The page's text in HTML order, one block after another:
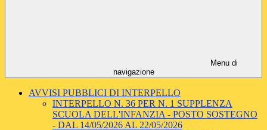
Menu di
navigazione
AVVISI PUBBLICI DI INTERPELLO
INTERPELLO N. 36 PER N. 1 SUPPLENZA
SCUOLA DELL'INFANZIA - POSTO SOSTEGNO
- DAL 14/05/2026 AL 22/05/2026